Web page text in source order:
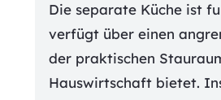
Die separate Küche ist
verfügt über einen
der praktischen
Hauswirtschaft bietet.